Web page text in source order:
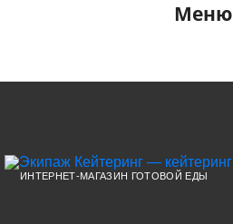
Меню
ИНТЕРНЕТ-МАГАЗИН ГОТОВОЙ ЕДЫ